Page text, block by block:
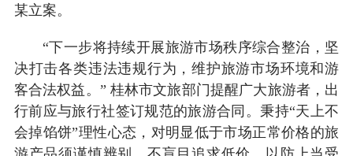
某立案。
“下一步将持续开展旅游市场秩序综合整治，坚
决打击各类违法违规行为，维护旅游市场环境和游
客合法权益。” 桂林市文旅部门提醒广大旅游者，出
行前应与旅行社签订规范的旅游合同。秉持“天上不
会掉馅饼”理性心态，对明显低于市场正常价格的旅